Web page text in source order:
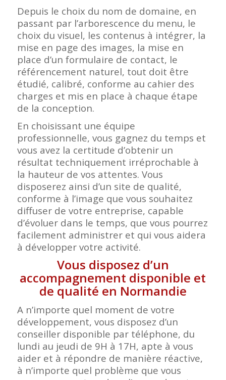
Depuis le choix du nom de domaine, en
passant par l’arborescence du menu, le
choix du visuel, les contenus à intégrer, la
mise en page des images, la mise en
place d’un formulaire de contact, le
référencement naturel, tout doit être
étudié, calibré, conforme au cahier des
charges et mis en place à chaque étape
de la conception.
En choisissant une équipe
professionnelle, vous gagnez du temps et
vous avez la certitude d’obtenir un
résultat techniquement irréprochable à
la hauteur de vos attentes. Vous
disposerez ainsi d’un site de qualité,
conforme à l’image que vous souhaitez
diffuser de votre entreprise, capable
d’évoluer dans le temps, que vous pourrez
facilement administrer et qui vous aidera
à développer votre activité.
Vous disposez d’un
accompagnement disponible et
de qualité en Normandie
A n’importe quel moment de votre
développement, vous disposez d’un
conseiller disponible par téléphone, du
lundi au jeudi de 9H à 17H, apte à vous
aider et à répondre de manière réactive,
à n’importe quel problème que vous